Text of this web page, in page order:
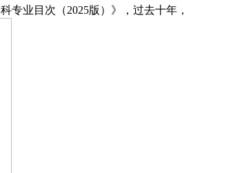
业目次（2025版）》，过去十年，